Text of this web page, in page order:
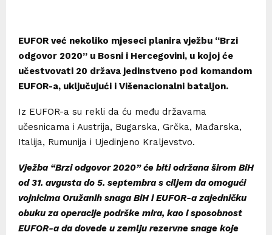
EUFOR već nekoliko mjeseci planira vježbu “Brzi
odgovor 2020” u Bosni i Hercegovini, u kojoj će
učestvovati 20 država jedinstveno pod komandom
EUFOR-a, uključujući i Višenacionalni bataljon.
Iz EUFOR-a su rekli da ću među državama
učesnicama i Austrija, Bugarska, Grčka, Mađarska,
Italija, Rumunija i Ujedinjeno Kraljevstvo.
Vježba “Brzi odgovor 2020” će biti održana širom BiH
od 31. avgusta do 5. septembra s ciljem da omogući
vojnicima Oružanih snaga BiH i EUFOR-a zajedničku
obuku za operacije podrške mira, kao i sposobnost
EUFOR-a da dovede u zemlju rezervne snage koje